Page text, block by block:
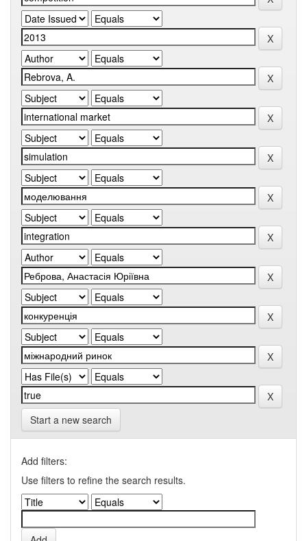
Start a new search
Add filters:
Use filters to refine the search results.